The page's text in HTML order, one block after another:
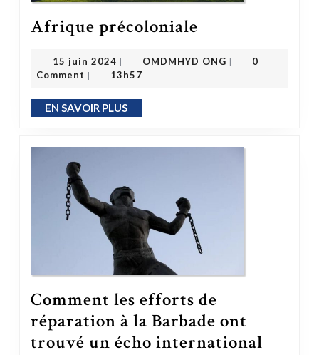
Afrique précoloniale
15 juin 2024 | OMDMHYD ONG |
0
Comment | 13h57
EN SAVOIR PLUSEN SAVOIR PLUS
Comment les efforts de
réparation à la Barbade ont
trouvé un écho international